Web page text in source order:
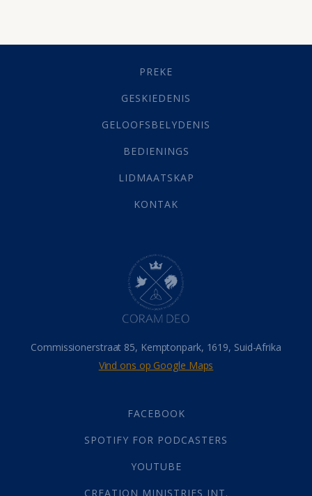
Geestelike Groei(10)
(21)
Grys Areas(4)
Lewensdoel(3)
Selfondersoek(1)
Werk(22)
(142)
Hemel (31)
Israel (14)
Millennium(1)
Oordeelsdag(19)
Verheerlikte liggaam
Wederkoms
(27)
Gebed(87)
Die Onse Vader(12)
God(392)
Afgode(23)
PREKE
GESKIEDENIS
GELOOFSBELYDENIS
BEDIENINGS
LIDMAATSKAP
KONTAK
Commissionerstraat 85, Kemptonpark, 1619, Suid-Afrika
Vind ons op Google Maps
FACEBOOK
SPOTIFY FOR PODCASTERS
YOUTUBE
CREATION MINISTRIES INT.